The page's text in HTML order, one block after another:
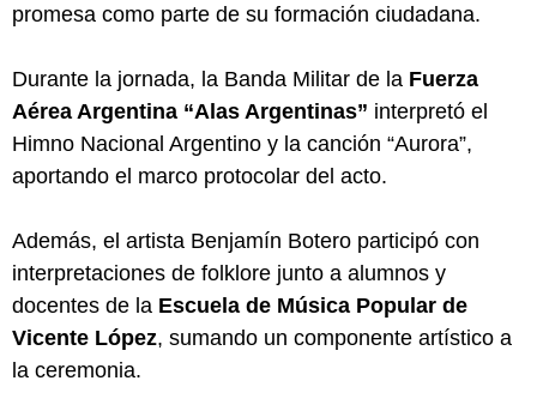
promesa como parte de su formación ciudadana.
Durante la jornada, la Banda Militar de la Fuerza
Aérea Argentina “Alas Argentinas” interpretó el
Himno Nacional Argentino y la canción “Aurora”,
aportando el marco protocolar del acto.
Además, el artista Benjamín Botero participó con
interpretaciones de folklore junto a alumnos y
docentes de la Escuela de Música Popular de
Vicente López, sumando un componente artístico a
la ceremonia.